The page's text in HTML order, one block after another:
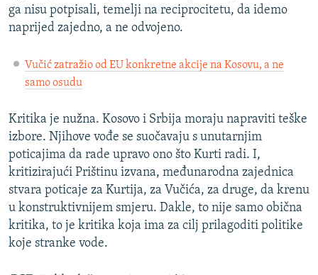
ga nisu potpisali, temelji na reciprocitetu, da idemo
naprijed zajedno, a ne odvojeno.
Vučić zatražio od EU konkretne akcije na Kosovu, a ne
samo osudu
Kritika je nužna. Kosovo i Srbija moraju napraviti teške
izbore. Njihove vođe se suočavaju s unutarnjim
poticajima da rade upravo ono što Kurti radi. I,
kritizirajući Prištinu izvana, međunarodna zajednica
stvara poticaje za Kurtija, za Vučića, za druge, da krenu
u konstruktivnijem smjeru. Dakle, to nije samo obična
kritika, to je kritika koja ima za cilj prilagoditi politike
koje stranke vode.